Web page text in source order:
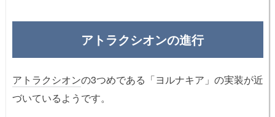
アトラクシオンの進行
アトラクシオンの3つめである「ヨルナキア」の実装が近
づいているようです。